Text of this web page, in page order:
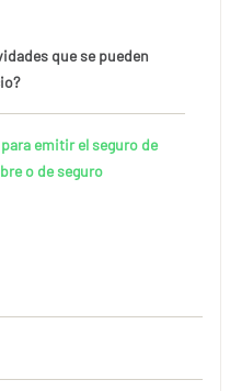
que se pueden
emitir el seguro de
o de seguro